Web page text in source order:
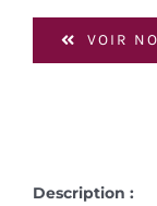
VOIR
Description :